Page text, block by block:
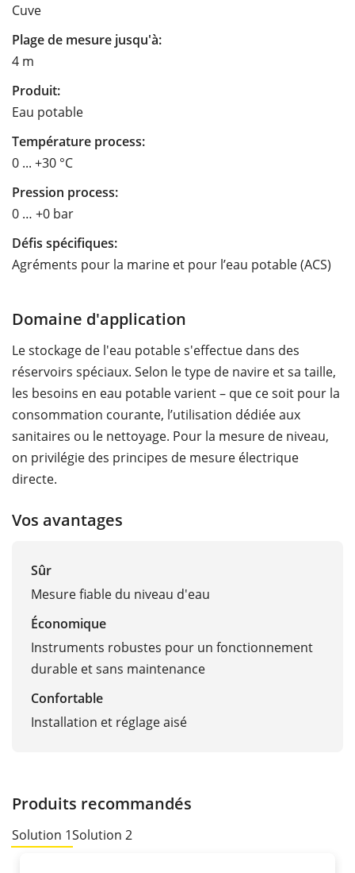
Cuve
Plage de mesure jusqu'à:
4 m
Produit:
Eau potable
Température process:
0 ... +30 °C
Pression process:
0 … +0 bar
Défis spécifiques:
Agréments pour la marine et pour l’eau potable (ACS)
Domaine d'application
Le stockage de l'eau potable s'effectue dans des
réservoirs spéciaux. Selon le type de navire et sa taille,
les besoins en eau potable varient – que ce soit pour la
consommation courante, l’utilisation dédiée aux
sanitaires ou le nettoyage. Pour la mesure de niveau,
on privilégie des principes de mesure électrique
directe.
Vos avantages
Sûr
Mesure fiable du niveau d'eau
Économique
Instruments robustes pour un fonctionnement
durable et sans maintenance
Confortable
Installation et réglage aisé
Produits recommandés
Solution 1Solution 2